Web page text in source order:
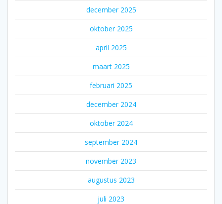
december 2025
oktober 2025
april 2025
maart 2025
februari 2025
december 2024
oktober 2024
september 2024
november 2023
augustus 2023
juli 2023